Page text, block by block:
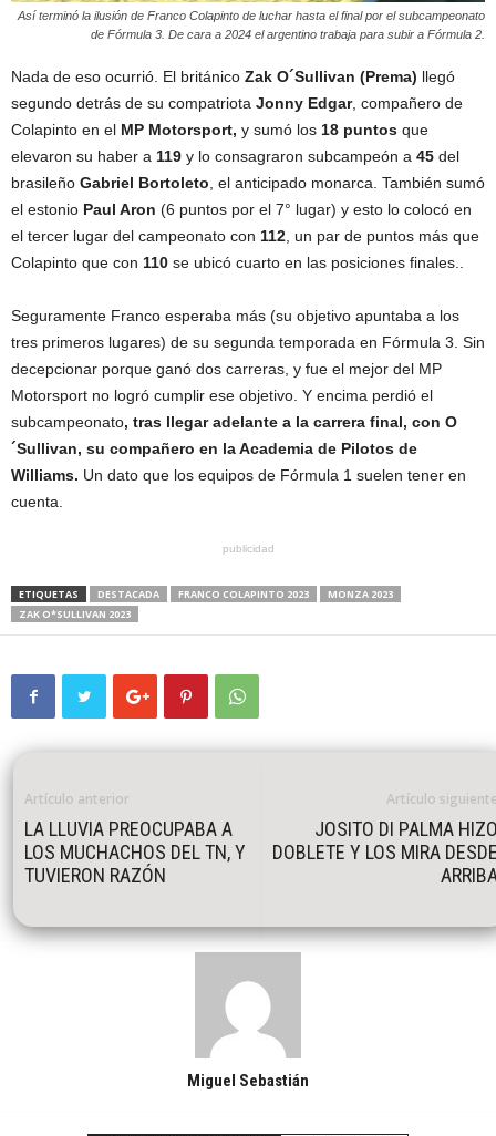
Así terminó la ilusión de Franco Colapinto de luchar hasta el final por el subcampeonato
de Fórmula 3. De cara a 2024 el argentino trabaja para subir a Fórmula 2.
Nada de eso ocurrió. El británico Zak O´Sullivan (Prema) llegó
segundo detrás de su compatriota Jonny Edgar, compañero de
Colapinto en el MP Motorsport, y sumó los 18 puntos que
elevaron su haber a 119 y lo consagraron subcampeón a 45 del
brasileño Gabriel Bortoleto, el anticipado monarca. También sumó
el estonio Paul Aron (6 puntos por el 7° lugar) y esto lo colocó en
el tercer lugar del campeonato con 112, un par de puntos más que
Colapinto que con 110 se ubicó cuarto en las posiciones finales..
Seguramente Franco esperaba más (su objetivo apuntaba a los
tres primeros lugares) de su segunda temporada en Fórmula 3. Sin
decepcionar porque ganó dos carreras, y fue el mejor del MP
Motorsport no logró cumplir ese objetivo. Y encima perdió el
subcampeonato, tras llegar adelante a la carrera final, con O
´Sullivan, su compañero en la Academia de Pilotos de
Williams. Un dato que los equipos de Fórmula 1 suelen tener en
cuenta.
publicidad
ETIQUETAS DESTACADA FRANCO COLAPINTO 2023
MONZA 2023
ZAK O*SULLIVAN 2023
Artículo anterior
LA LLUVIA PREOCUPABA A
LOS MUCHACHOS DEL TN, Y
TUVIERON RAZÓN
Artículo
JOSITO DI PALMA
DOBLETE Y LOS MIRA
Miguel Sebastián